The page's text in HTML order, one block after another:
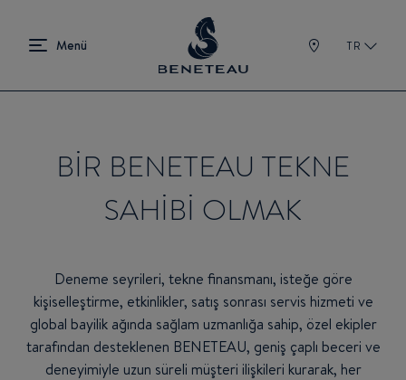
TR
BİR BENETEAU TEKNE
SAHİBİ OLMAK
Deneme seyrileri, tekne finansmanı, isteğe göre
kişiselleştirme, etkinlikler, satış sonrası servis hizmeti ve
global bayilik ağında sağlam uzmanlığa sahip, özel ekipler
tarafından desteklenen BENETEAU, geniş çaplı beceri ve
deneyimiyle uzun süreli müşteri ilişkileri kurarak, her